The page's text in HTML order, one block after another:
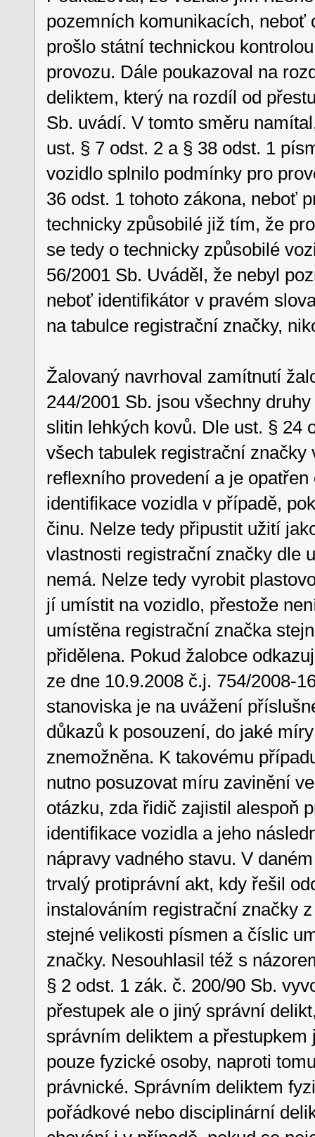
pozemních komunikacích,
prošlo státní technickou
provozu. Dále poukazoval na
deliktem, který na rozdíl od
Sb. uvádí. V tomto směru
ust. § 7 odst. 2 a § 38 odst. 1
vozidlo splnilo podmínky pro
36 odst. 1 tohoto zákona, neboť
technicky způsobilé již tím, že
se tedy o technicky způsobilé
56/2001 Sb. Uváděl, že nebyl
neboť identifikátor v pravém
na tabulce registrační značky,
Žalovaný navrhoval zamítnutí
244/2001 Sb. jsou všechny
slitin lehkých kovů. Dle ust. § 24
všech tabulek registrační
reflexního provedení a je
identifikace vozidla v případě,
činu. Nelze tedy připustit užití
vlastnosti registrační značky dle
nemá. Nelze tedy vyrobit
jí umístit na vozidlo, přestože
umístěna registrační značka
přidělena. Pokud žalobce
ze dne 10.9.2008 č.j. 754/2008-
stanoviska je na uvážení
důkazů k posouzení, do jaké
znemožněna. K takovému
nutno posuzovat míru zavinění
otázku, zda řidič zajistil alespoň
identifikace vozidla a jeho
nápravy vadného stavu. V
trvalý protiprávní akt, kdy řešil
instalováním registrační značky
stejné velikosti písmen a číslic
značky. Nesouhlasil též s
§ 2 odst. 1 zák. č. 200/90 Sb.
přestupek ale o jiný správní
správním deliktem a
pouze fyzické osoby, naproti
právnické. Správním deliktem
pořádkové nebo disciplinární